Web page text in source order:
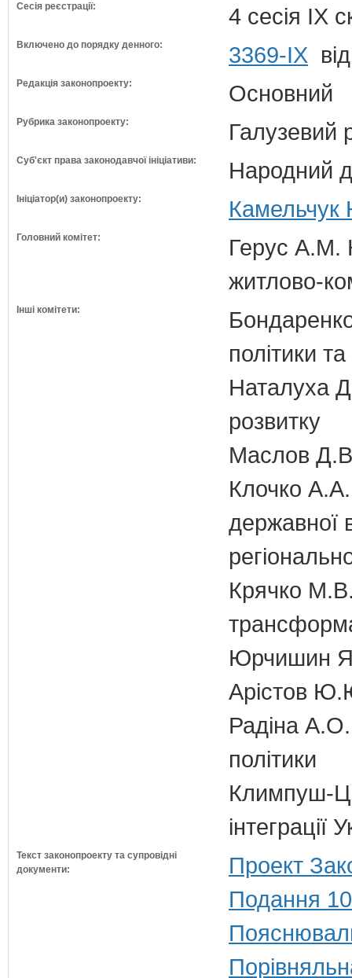
Сесія реєстрації: 4 сесія IX
Включено до порядку денного: 3369-ІХ
Редакція законопроекту: Основний
Рубрика законопроекту: Галузевий
Суб'єкт права законодавчої ініціативи: Народний
Ініціатор(и) законопроекту: Камельчук
Головний комітет:
Герус А.М.
житлово-
Інші комітети:
політики
Наталуха
розвитку
Маслов Д.В.
Клочко А.А.
державної
Крячко
Юрчишин
Арістов
Радіна А.О.
політики
Климпуш-
Текст законопроекту та супровідні
документи:
Проект
Подання